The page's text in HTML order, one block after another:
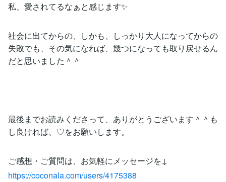
私、愛されてるなぁと感じます✨
社会に出てからの、しかも、しっかり大人になってからの
失敗でも、その気になれば、幾つになっても取り戻せるん
だと思いました＾＾
最後までお読みくださって、ありがとうございます＾＾も
し良ければ、♡をお願いします。
ご感想・ご質問は、お気軽にメッセージを↓
https://coconala.com/users/4175388